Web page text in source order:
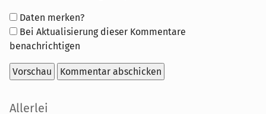
Formular-
Optionen
Daten merken?
Bei Aktualisierung dieser Kommentare
benachrichtigen
Seitenleiste
Allerlei